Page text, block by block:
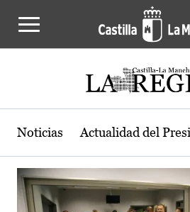
Actualidad de la
Noticias Actualidad del